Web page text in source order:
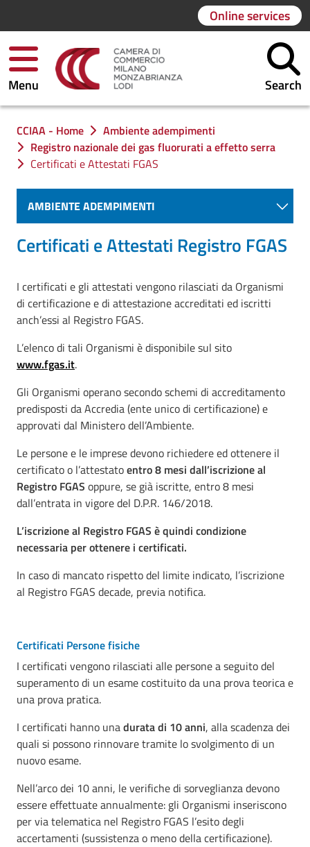
Online services
Menu Search
You are in:
CCIAA - Home
Ambiente adempimenti
Registro nazionale dei gas fluorurati a effetto serra
Certificati e Attestati FGAS
AMBIENTE ADEMPIMENTI
Certificati e Attestati Registro FGAS
I certificati e gli attestati vengono rilasciati da Organismi
di certificazione e di attestazione accreditati ed iscritti
anch’essi al Registro FGAS.
L’elenco di tali Organismi è disponibile sul sito
www.fgas.it.
Gli Organismi operano secondo schemi di accreditamento
predisposti da Accredia (ente unico di certificazione) e
approvati dal Ministero dell’Ambiente.
Le persone e le imprese devono richiedere ed ottenere il
certificato o l’attestatoentro 8 mesi dall’iscrizione al
Registro FGAS oppure, se già iscritte, entro 8 mesi
dall’entrata in vigore del D.P.R. 146/2018.
L’iscrizione al Registro FGAS è quindi condizione
necessaria per ottenere i certificati.
In caso di mancato rispetto del limite indicato, l’iscrizione
al Registro FGAS decade, previa notifica.
Certificati Persone fisiche
I certificati vengono rilasciati alle persone a seguito del
superamento di un esame costituito da una prova teorica e
una prova pratica.
I certificati hanno unadurata di 10 anni, alla scadenza dei
quali si possono rinnovare tramite lo svolgimento di un
nuovo esame.
Nell’arco dei 10 anni, le verifiche di sorveglianza devono
essere effettuate annualmente: gli Organismi inseriscono
per via telematica nel Registro FGAS l’esito degli
accertamenti (sussistenza o meno della certificazione).